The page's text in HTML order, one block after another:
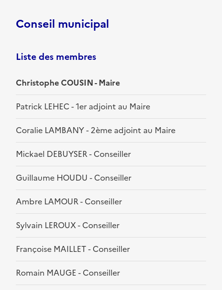
Conseil municipal
Liste des membres
Christophe COUSIN - Maire
Patrick LEHEC - 1er adjoint au Maire
Coralie LAMBANY - 2ème adjoint au Maire
Mickael DEBUYSER - Conseiller
Guillaume HOUDU - Conseiller
Ambre LAMOUR - Conseiller
Sylvain LEROUX - Conseiller
Françoise MAILLET - Conseiller
Romain MAUGE - Conseiller